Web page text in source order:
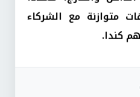
متوازنة مع الشركاء
كندا.